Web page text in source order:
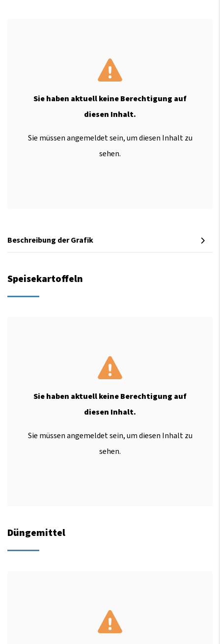
Sie haben aktuell keine Berechtigung auf
diesen Inhalt.
Sie müssen angemeldet sein, um diesen Inhalt zu
sehen.
Beschreibung der Grafik
Speisekartoffeln
Sie haben aktuell keine Berechtigung auf
diesen Inhalt.
Sie müssen angemeldet sein, um diesen Inhalt zu
sehen.
Düngemittel